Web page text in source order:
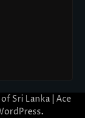
Sri Lanka | Ace
.